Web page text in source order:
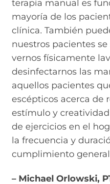
terapia manual es
mayoría de los
clínica. También
nuestros pacientes
vernos físicamente
desinfectarnos las
aquellos pacientes
escépticos acerca de
estímulo y
de ejercicios en el
la frecuencia y
cumplimiento
– Michael Orlowski,